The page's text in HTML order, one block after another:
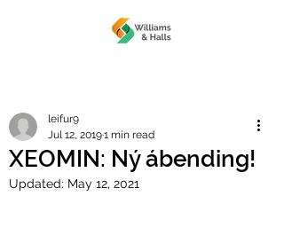
XEOMIN: Ný ábending!
leifur9
Jul 12, 20191 min read
Updated: May 12, 2021